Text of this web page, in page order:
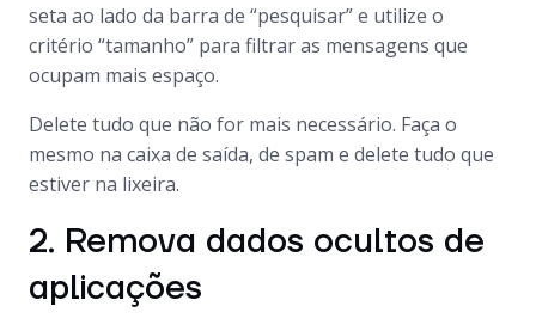
seta ao lado da barra de “pesquisar” e utilize o
critério “tamanho” para filtrar as mensagens que
ocupam mais espaço.
Delete tudo que não for mais necessário. Faça o
mesmo na caixa de saída, de spam e delete tudo que
estiver na lixeira.
2. Remova dados ocultos de
aplicações